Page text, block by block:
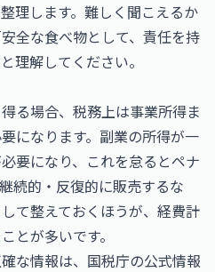
理します。難しく聞こえるか
全な食べ物として、責任を持
理解してください。
る場合、税務上は事業所得ま
になります。副業の所得が一
要になり、これを怠るとペナ
続的・反復的に販売するな
て整えておくほうが、経費計
とが多いです。
な情報は、 国税庁の公式情報